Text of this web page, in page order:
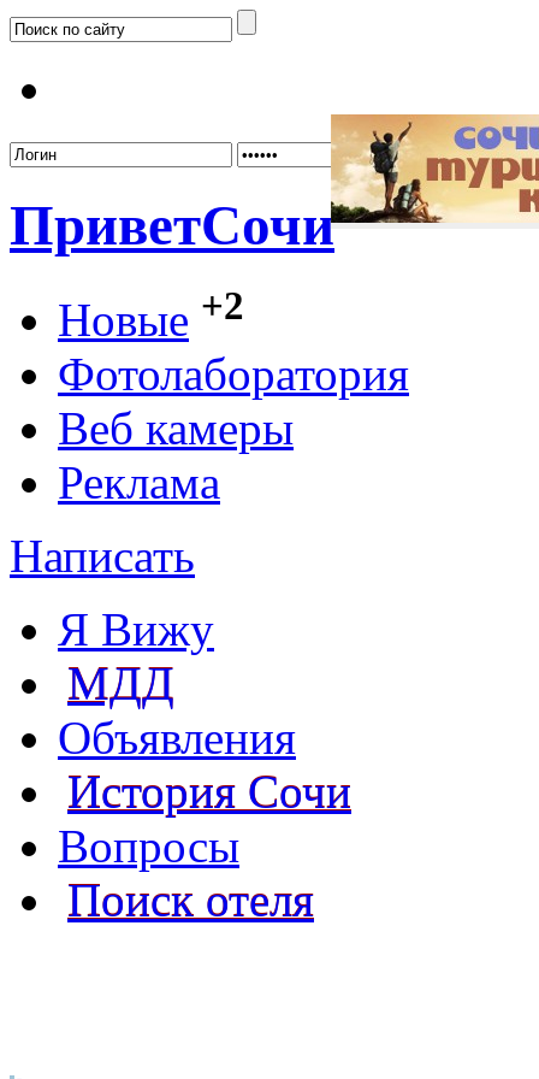
ПриветСочи
Новые +2
Фотолаборатория
Веб камеры
Реклама
Написать
Я Вижу
МДД
Объявления
История Сочи
Вопросы
Поиск отеля